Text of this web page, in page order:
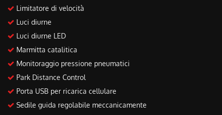
Limitatore di velocità
Luci diurne
Luci diurne LED
Marmitta catalitica
Monitoraggio pressione pneumatici
Park Distance Control
Porta USB per ricarica cellulare
Sedile guida regolabile meccanicamente